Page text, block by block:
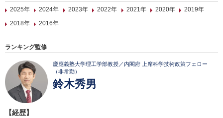
2025年
2024年 2023年 2022年 2021年 2020年
2019年
2018年
2016年
ランキング監修
慶應義塾大学理工学部教授／内閣府 上席科学技術政策フェロー
（非常勤）
鈴木秀男
【経歴】